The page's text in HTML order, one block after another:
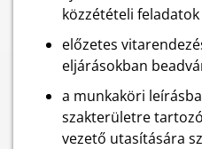
közzétételi feladatok
előzetes
eljárásokban
a munkaköri
szakterületre
vezető utasítására